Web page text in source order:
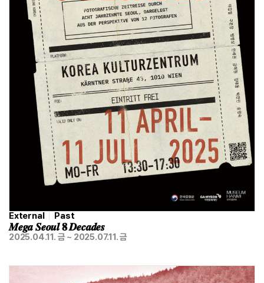
External Past
𝑴𝒆𝒈𝒂 𝑺𝒆𝒐𝒖𝒍 𝟖 𝑫𝒆𝒄𝒂𝒅𝒆𝒔
2025.04.11. 금 ~ 2025.07.11. 금